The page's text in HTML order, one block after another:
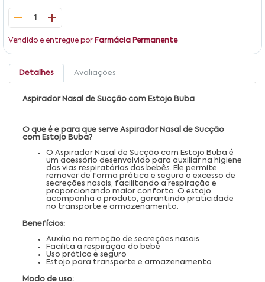
1
Vendido e entregue por Farmácia Permanente
Detalhes Avaliações
Aspirador Nasal de Sucção com Estojo Buba
O que é e para que serve Aspirador Nasal de Sucção
com Estojo Buba?
O Aspirador Nasal de Sucção com Estojo Buba é
um acessório desenvolvido para auxiliar na higiene
das vias respiratórias dos bebês. Ele permite
remover de forma prática e segura o excesso de
secreções nasais, facilitando a respiração e
proporcionando maior conforto. O estojo
acompanha o produto, garantindo praticidade
no transporte e armazenamento.
Benefícios:
Auxilia na remoção de secreções nasais
Facilita a respiração do bebê
Uso prático e seguro
Estojo para transporte e armazenamento
Modo de uso: